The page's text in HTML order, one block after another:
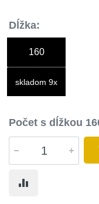
Dĺžka:
160
skladom 9x
Počet s dĺžkou